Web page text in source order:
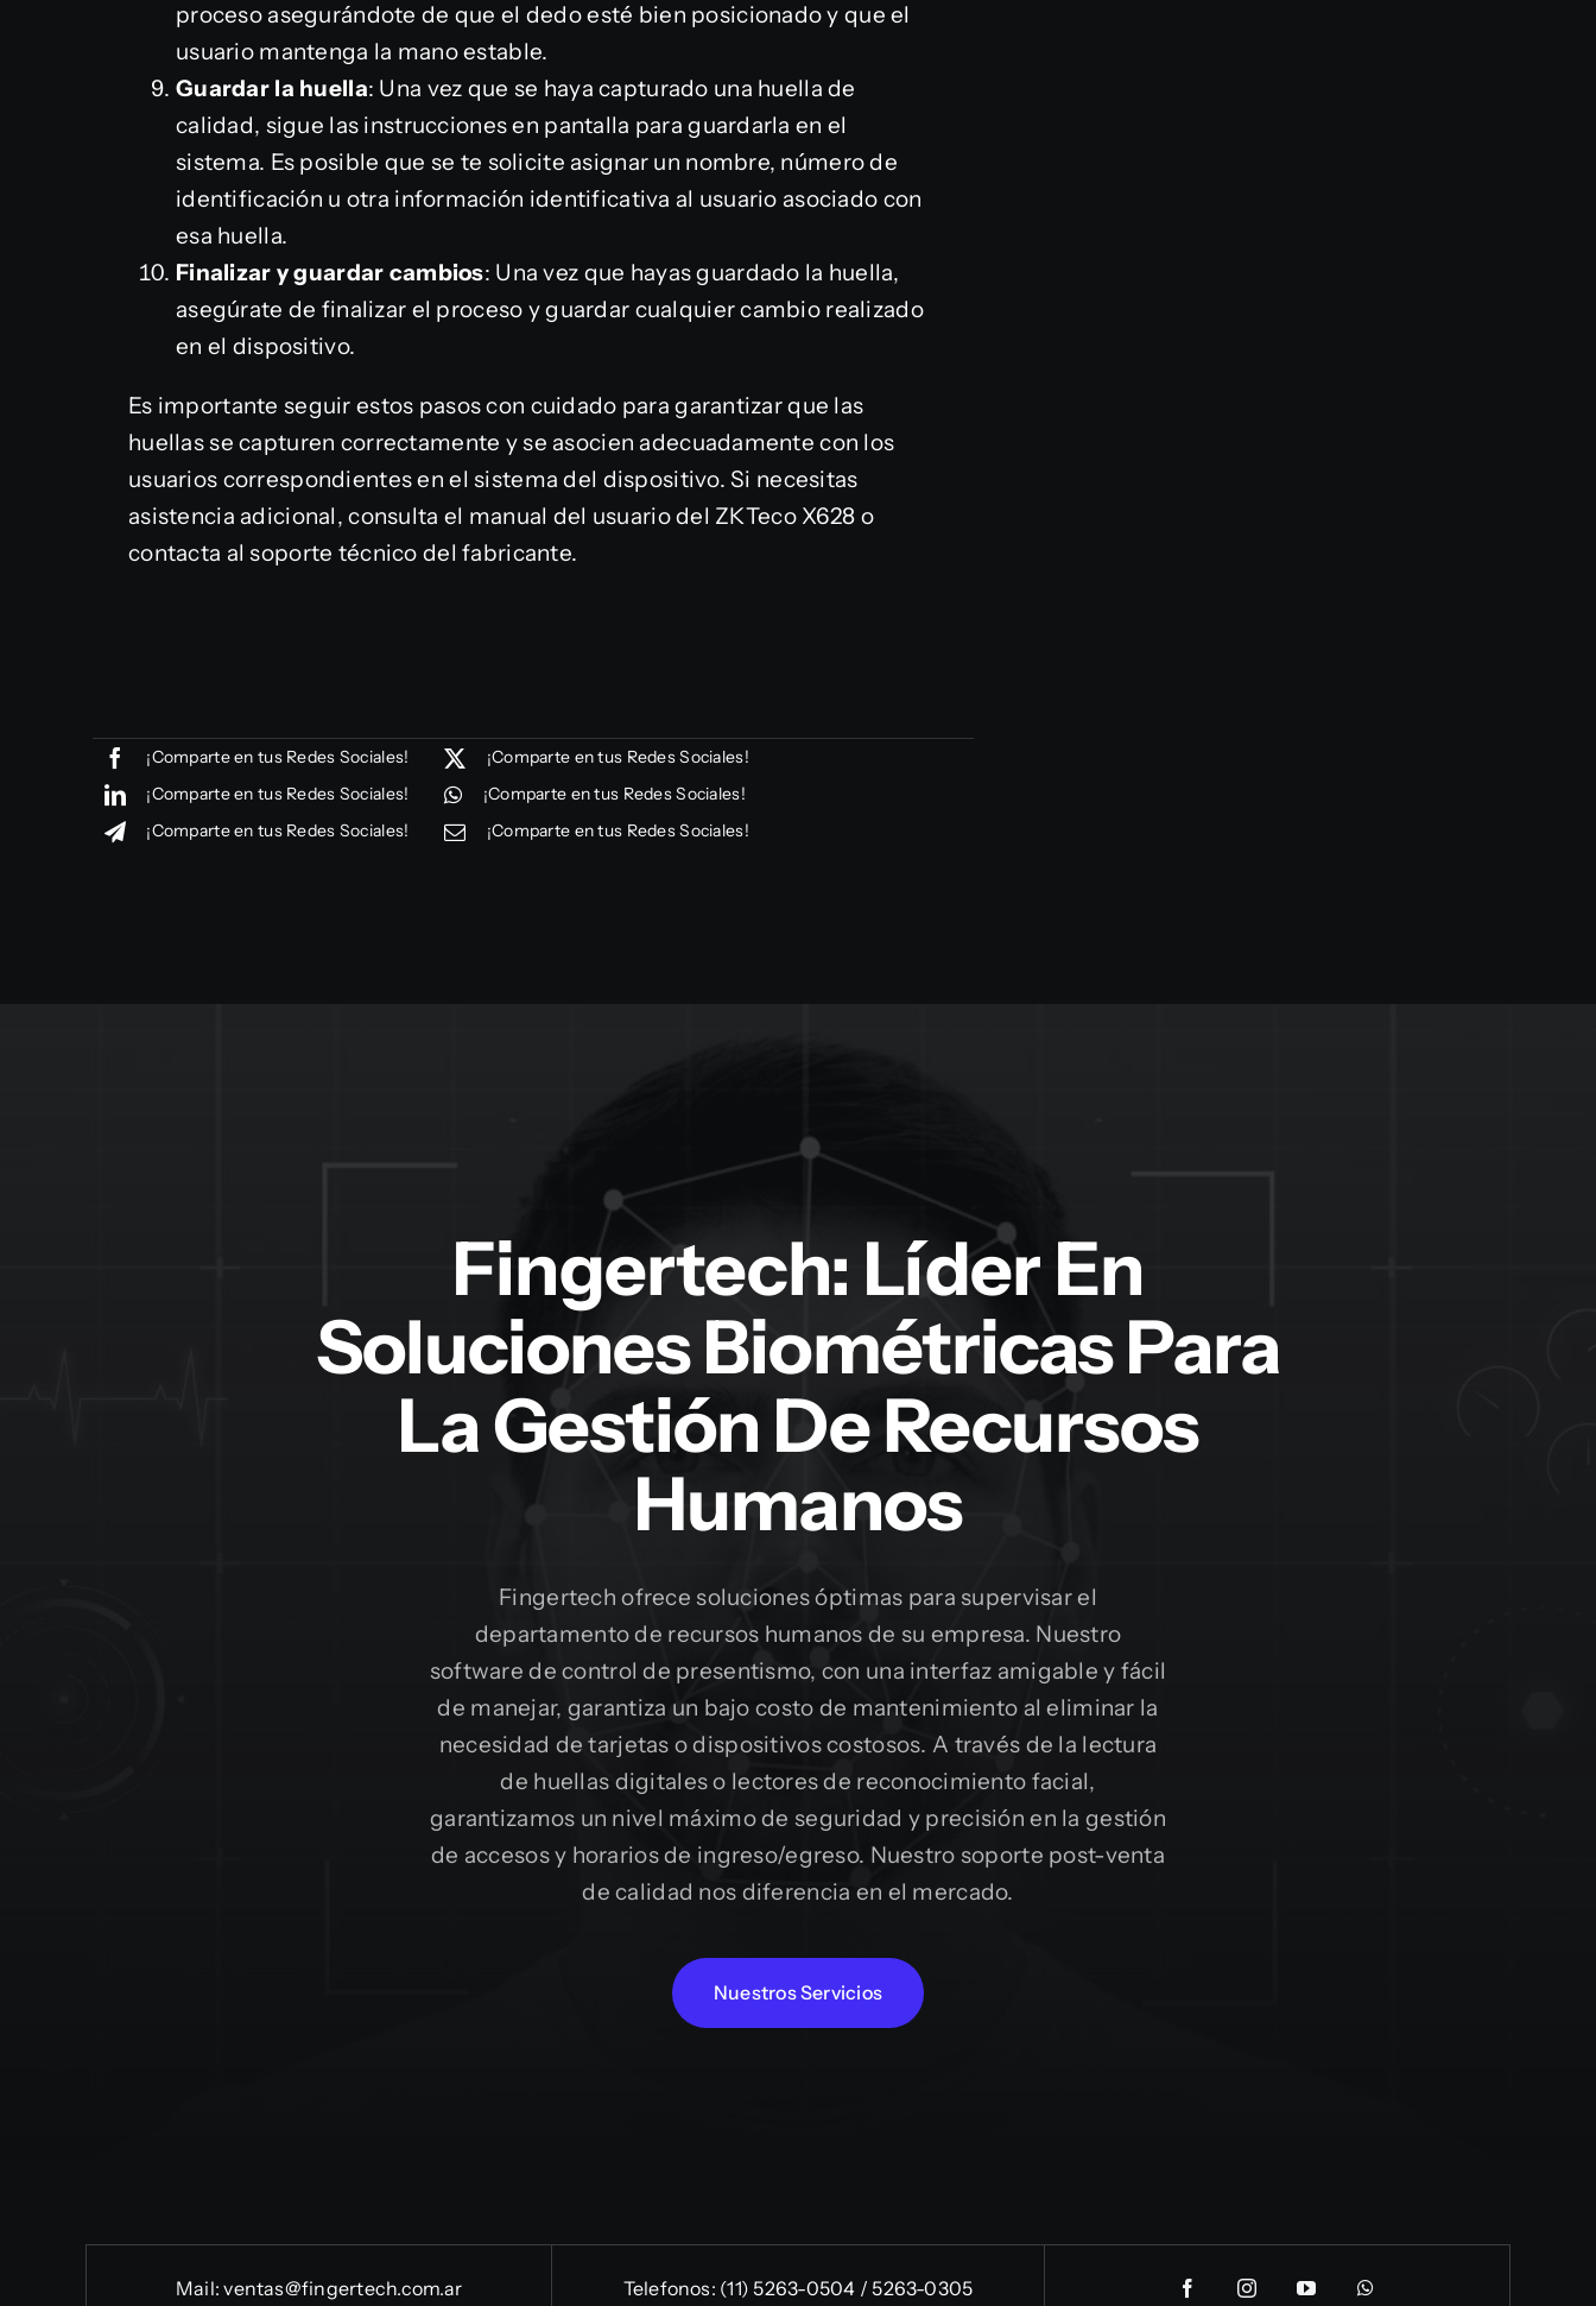
proceso asegurándote de que el dedo esté bien posicionado y que el
usuario mantenga la mano estable.
Guardar la huella: Una vez que se haya capturado una huella de
calidad, sigue las instrucciones en pantalla para guardarla en el
sistema. Es posible que se te solicite asignar un nombre, número de
identificación u otra información identificativa al usuario asociado con
esa huella.
Finalizar y guardar cambios: Una vez que hayas guardado la huella,
asegúrate de finalizar el proceso y guardar cualquier cambio realizado
en el dispositivo.
Es importante seguir estos pasos con cuidado para garantizar que las
huellas se capturen correctamente y se asocien adecuadamente con los
usuarios correspondientes en el sistema del dispositivo. Si necesitas
asistencia adicional, consulta el manual del usuario del ZKTeco X628 o
contacta al soporte técnico del fabricante.
¡Comparte en tus Redes Sociales!
¡Comparte en tus Redes Sociales!
¡Comparte en tus Redes Sociales!
¡Comparte en tus Redes Sociales!
¡Comparte en tus Redes Sociales!
¡Comparte en tus Redes Sociales!
Fingertech: Líder En
Soluciones Biométricas Para
La Gestión De Recursos
Humanos
Fingertech ofrece soluciones óptimas para supervisar el
departamento de recursos humanos de su empresa. Nuestro
software de control de presentismo, con una interfaz amigable y fácil
de manejar, garantiza un bajo costo de mantenimiento al eliminar la
necesidad de tarjetas o dispositivos costosos. A través de la lectura
de huellas digitales o lectores de reconocimiento facial,
garantizamos un nivel máximo de seguridad y precisión en la gestión
de accesos y horarios de ingreso/egreso. Nuestro soporte post-venta
de calidad nos diferencia en el mercado.
Nuestros Servicios
Mail:ventas@fingertech.com.ar Telefonos: (11) 5263-0504 / 5263-0305